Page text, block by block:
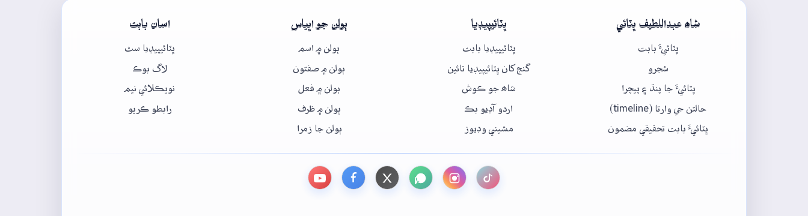
شاھ عبداللطيف ڀٽائي
ڀٽائيءَ بابت
شجرو
ڀٽائيءَ جا پنڌ ۽ پيچرا
حالتن جي وارتا (timeline)
ڀٽائيءَ بابت تحقيقي مضمون
ڀٽائيپيڊيا
ڀٽائيپيڊيا بابت
گنج کان ڀٽائيپيڊيا تائين
شاھ جو ڪوش
اردو آڊيو بڪ
مشيني وڊيوز
ٻولن جو اڀياس
ٻولن ۾ اسم
ٻولن ۾ صفتون
ٻولن ۾ فعل
ٻولن ۾ ظرف
ٻولن جا زمرا
اسان بابت
ڀٽائيپيڊيا سٿ
لاگ بوڪ
نويڪلائي نيم
رابطو ڪريو